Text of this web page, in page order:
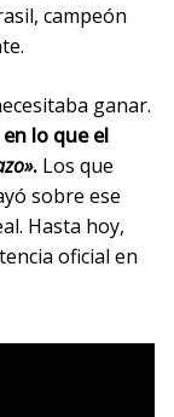
campeón
ganar.
lo que el
. Los que
sobre ese
Hasta hoy,
oficial en